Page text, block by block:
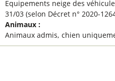
Equipements neige des
31/03 (selon Décret n° 2020-
Animaux :
Animaux admis chien